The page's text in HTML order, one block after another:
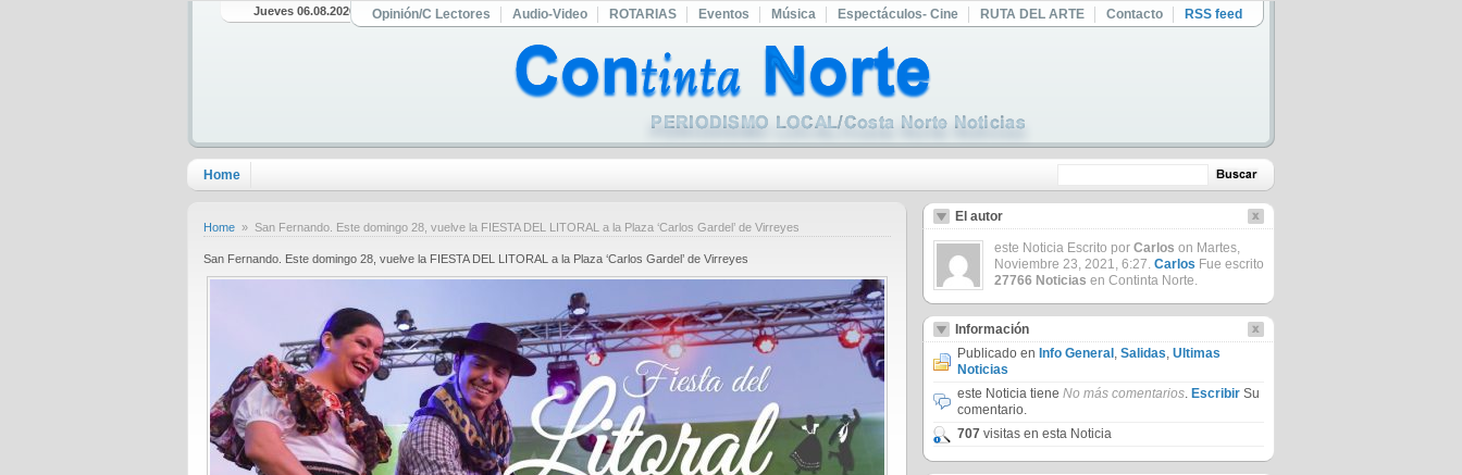
Jueves 06.08.2026 Opinión/C Lectores Audio-Video ROTARIAS Eventos Música Espectáculos- Cine RUTA DEL ARTE Contacto RSS feed
Home
Home » San Fernando. Este domingo 28, vuelve la FIESTA DEL LITORAL a la Plaza ‘Carlos Gardel’ de Virreyes
San Fernando. Este domingo 28, vuelve la FIESTA DEL LITORAL a la Plaza ‘Carlos Gardel’ de Virreyes
El autor
este Noticia Escrito por Carlos on Martes,
Noviembre 23, 2021, 6:27. Carlos Fue escrito
27766 Noticias en Continta Norte.
Información
Publicado en Info General , Salidas, Ultimas
Noticias
este Noticia tiene No más comentarios. Escribir Su
comentario.
707 visitas en esta Noticia